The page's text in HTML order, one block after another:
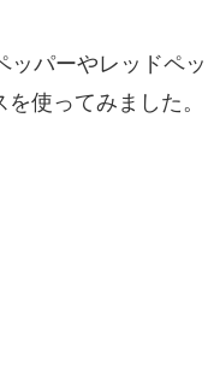
ッパーやレッドペッ
使ってみました。